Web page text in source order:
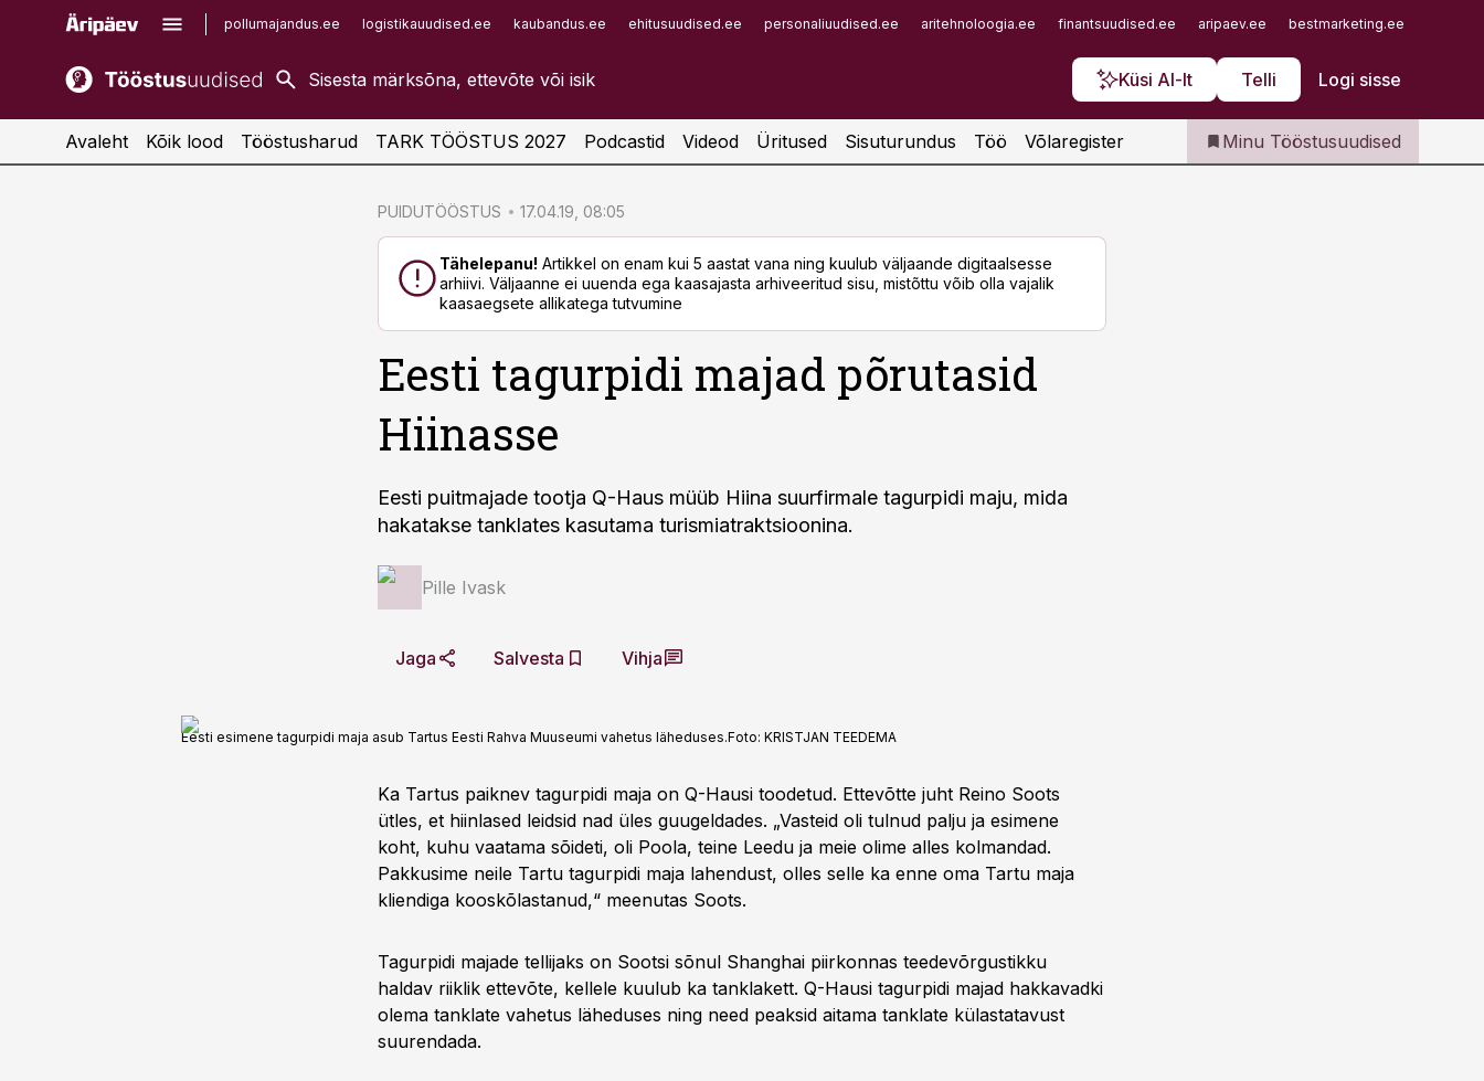
pollumajandus.ee logistikauudised.ee kaubandus.ee ehitusuudised.ee personaliuudised.ee aritehnoloogia.ee finantsuudised.ee aripaev.ee bestmarketing.ee
Küsi AI-lt Telli Logi sisse
kaubandus.ee
kinnisvarauudised.ee
imelineajalugu.ee
Infopank
Iseteenindus
Telli Tööstusuudised
Avaleht Kõik lood Tööstusharud TARK TÖÖSTUS 2027 Podcastid Videod Üritused Sisuturundus Töö Võlaregister Minu Tööstusuudised
PUIDUTÖÖSTUS 17.04.19, 08:05
Tähelepanu! Artikkel on enam kui 5 aastat vana ning kuulub väljaande digitaalsesse
arhiivi. Väljaanne ei uuenda ega kaasajasta arhiveeritud sisu, mistõttu võib olla vajalik
kaasaegsete allikatega tutvumine
Eesti tagurpidi majad põrutasid
Hiinasse
Eesti puitmajade tootja Q-Haus müüb Hiina suurfirmale tagurpidi maju, mida
hakatakse tanklates kasutama turismiatraktsioonina.
Pille Ivask
Jaga Salvesta Vihja
Eesti esimene tagurpidi maja asub Tartus Eesti Rahva Muuseumi vahetus läheduses.Foto: KRISTJAN TEEDEMA
Ka Tartus paiknev tagurpidi maja on Q-Hausi toodetud. Ettevõtte juht Reino Soots
ütles, et hiinlased leidsid nad üles guugeldades. „Vasteid oli tulnud palju ja esimene
koht, kuhu vaatama sõideti, oli Poola, teine Leedu ja meie olime alles kolmandad.
Pakkusime neile Tartu tagurpidi maja lahendust, olles selle ka enne oma Tartu maja
kliendiga kooskõlastanud,“ meenutas Soots.
Tagurpidi majade tellijaks on Sootsi sõnul Shanghai piirkonnas teedevõrgustikku
haldav riiklik ettevõte, kellele kuulub ka tanklakett. Q-Hausi tagurpidi majad hakkavadki
olema tanklate vahetus läheduses ning need peaksid aitama tanklate külastatavust
suurendada.